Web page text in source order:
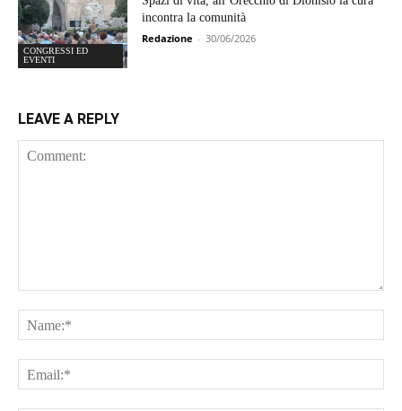
CONGRESSI ED
EVENTI
incontra la comunità
Redazione - 30/06/2026
LEAVE A REPLY